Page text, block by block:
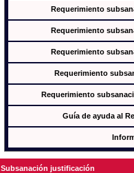
Requerimiento
Requerimiento
Requerimiento
Requerimiento
Requerimiento
Guía de ayuda al
Subsanación justificación